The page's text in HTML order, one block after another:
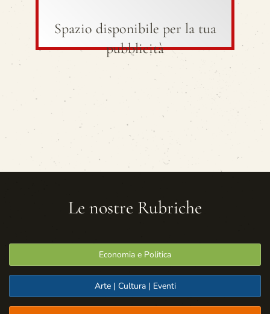
Spazio disponibile per la tua
pubblicità
Le nostre Rubriche
Economia e Politica
Arte | Cultura | Eventi